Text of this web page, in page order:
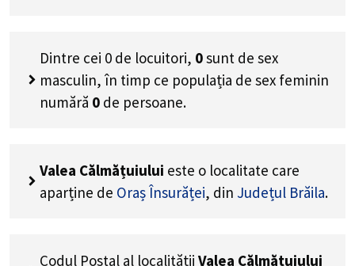
Dintre cei 0 de locuitori, 0sunt de sex
masculin, în timp ce populația de sex feminin
numără 0 de persoane.
Valea Călmățuiului este o localitate care
aparține de Oraș Însurăței, din Județul Brăila.
Codul Poștal al localității Valea Călmățuiului